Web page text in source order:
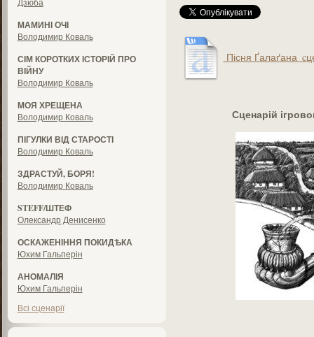
МАМИНІ ОЧІ
Володимир Коваль
СІМ КОРОТКИХ ІСТОРІЙ ПРО
ВІЙНУ
Володимир Коваль
МОЯ ХРЕЩЕНА
Володимир Коваль
ПІГУЛКИ ВІД СТАРОСТІ
Володимир Коваль
ЗДРАСТУЙ, БОРЯ!
Володимир Коваль
STEFF/ШТЕФ
Олександр Денисенко
ОСКАЖЕНІННЯ ПОКИДѢКА
Юхим Гальперін
АНОМАЛІЯ
Юхим Гальперін
Всі сценарії
Пісня
Сценарій